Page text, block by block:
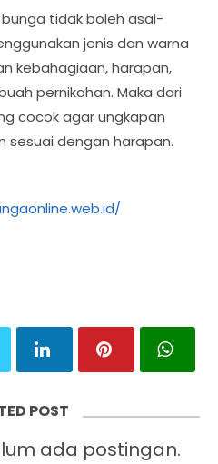
tidak boleh asal-
jenis dan warna
kebahagiaan, harapan,
pernikahan. Maka dari
cocok agar ungkapan
sesuai dengan harapan.
POST
ada postingan.